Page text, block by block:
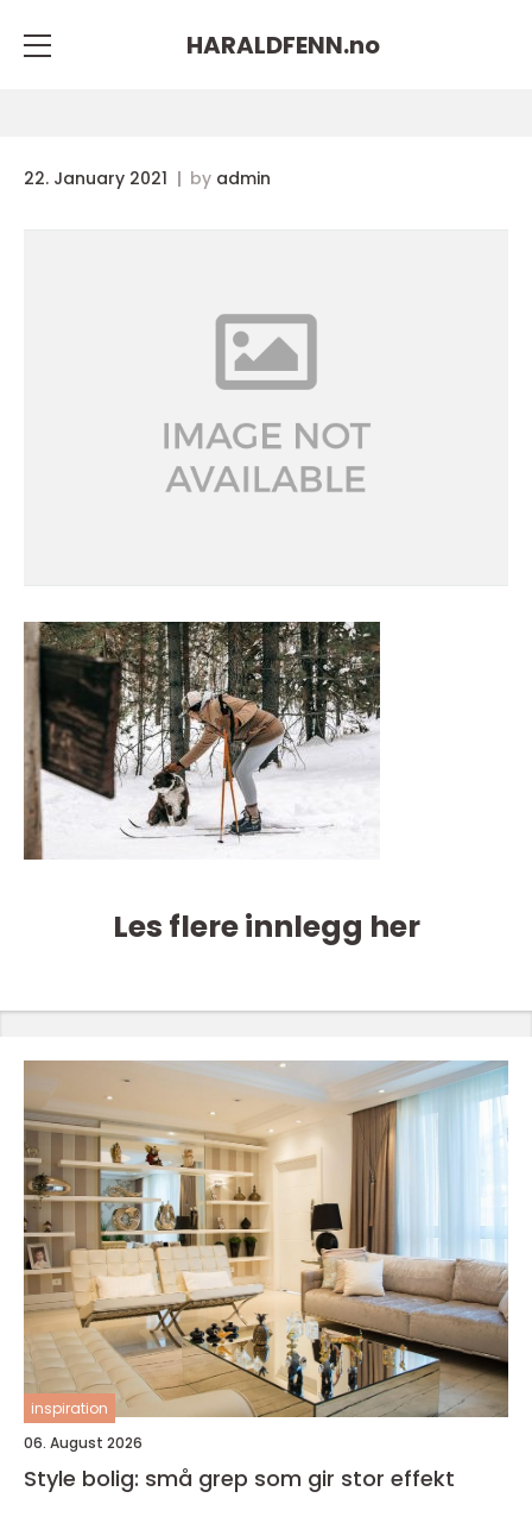
HARALDFENN.no
22. January 2021 by admin
Les flere innlegg her
inspiration
06. August 2026
Style bolig: små grep som gir stor effekt